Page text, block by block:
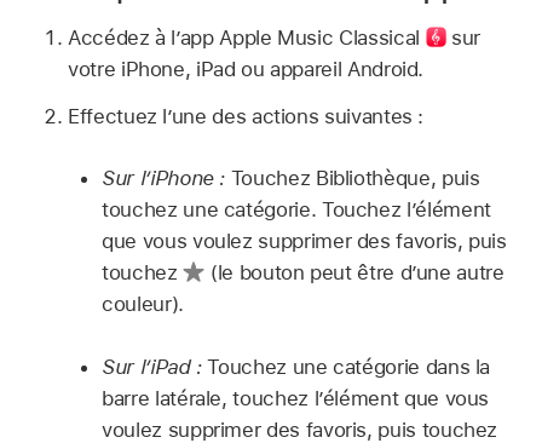
Accédez à l’app Apple Music Classical
sur
votre iPhone, iPad ou appareil Android.
Effectuez l’une des actions suivantes :
Sur l’iPhone : Touchez Bibliothèque, puis
touchez une catégorie. Touchez l’élément
que vous voulez supprimer des favoris, puis
touchez
(le bouton peut être d’une autre
couleur).
Sur l’iPad :Touchez une catégorie dans la
barre latérale, touchez l’élément que vous
voulez supprimer des favoris, puis touchez